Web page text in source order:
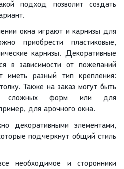
подход позволит создать
окна играют и карнизы для
приобрести пластиковые,
карнизы. Декоративные
в зависимости от пожеланий
иметь разный тип крепления:
Также на заказ могут быть
сложных форм или для
для арочного окна.
декоративными элементами,
подчеркнут общий стиль
необходимое и сторонники